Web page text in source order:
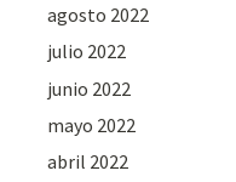
agosto 2022
julio 2022
junio 2022
mayo 2022
abril 2022